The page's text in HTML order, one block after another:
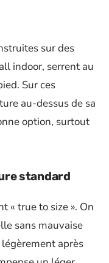
sur des
indoor, serrent au
Sur ces
au-dessus de sa
option, surtout
standard
« true to size ». On
sans mauvaise
après